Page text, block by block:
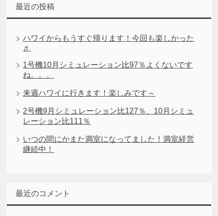
最近の投稿
ハワイからもうすぐ帰ります！今回も楽しかった
♬
1号機10月シミュレーション比97％よくないです
ね。。。
来週ハワイに行きます！楽しみです～
2号機9月シミュレーション比127％、10月シミュ
レーション比111％
いつの間にかまた満室になってました！満室経営
継続中！
最近のコメント